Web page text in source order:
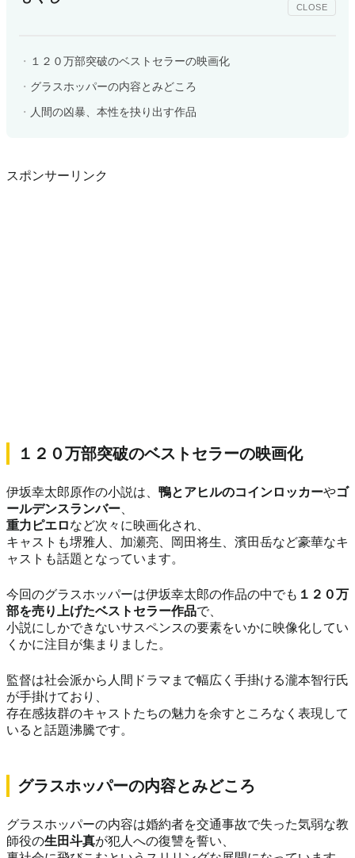
CLOSE
１２０万部突破のベストセラーの映画化
グラスホッパーの内容とみどころ
人間の凶暴、本性を抉り出す作品
スポンサーリンク
１２０万部突破のベストセラーの映画化
伊坂幸太郎原作の小説は、 鴨とアヒルのコインロッカーやゴ
ールデンスランバー
重力ピエロなど次々に映画化され、
キャストも堺雅人、加瀬亮、岡田将生、濱田岳など豪華なキ
ャストも話題となっています。
今回のグラスホッパーは伊坂幸太郎の作品の中でも １２０万
部を売り上げたベストセラー作品で、
小説にしかできないサスペンスの要素をいかに映像化してい
くかに注目が集まりました。
監督は社会派から人間ドラマまで幅広く手掛ける瀧本智行氏
が手掛けており、
存在感抜群のキャストたちの魅力を余すところなく表現して
いると話題沸騰です。
グラスホッパーの内容とみどころ
グラスホッパーの内容は婚約者を交通事故で失った気弱な教
師役の生田斗真が犯人への復讐を誓い、